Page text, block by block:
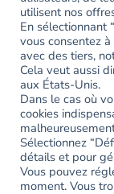
nouveautés et
Erreur :
Partagez votre
#ayookeepfresh
utilisent nos
En sélectionnant
vous consentez
avec des tiers,
Cela veut aussi
aux États-Unis.
Dans le cas où
cookies
Sélectionnez
détails et pour
Vous pouvez
moment. Vous